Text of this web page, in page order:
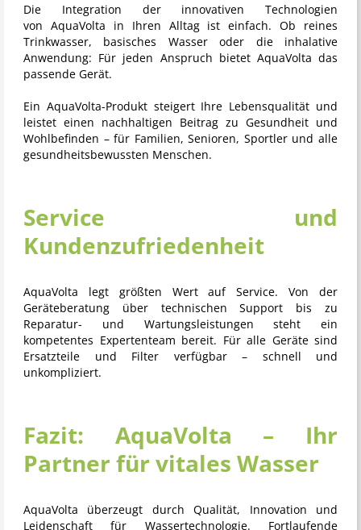
Die Integration der innovativen Technologien
von AquaVolta in Ihren Alltag ist einfach. Ob reines
Trinkwasser, basisches Wasser oder die inhalative
Anwendung: Für jeden Anspruch bietet AquaVolta das
passende Gerät.
Ein AquaVolta-Produkt steigert Ihre Lebensqualität und
leistet einen nachhaltigen Beitrag zu Gesundheit und
Wohlbefinden – für Familien, Senioren, Sportler und alle
gesundheitsbewussten Menschen.
Service und
Kundenzufriedenheit
AquaVolta legt größten Wert auf Service. Von der
Geräteberatung über technischen Support bis zu
Reparatur- und Wartungsleistungen steht ein
kompetentes Expertenteam bereit. Für alle Geräte sind
Ersatzteile und Filter verfügbar – schnell und
unkompliziert.
Fazit: AquaVolta – Ihr
Partner für vitales Wasser
AquaVolta überzeugt durch Qualität, Innovation und
Leidenschaft für Wassertechnologie. Fortlaufende